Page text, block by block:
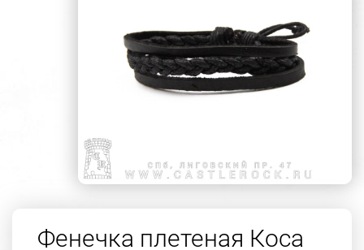
Фенечка плетеная Коса